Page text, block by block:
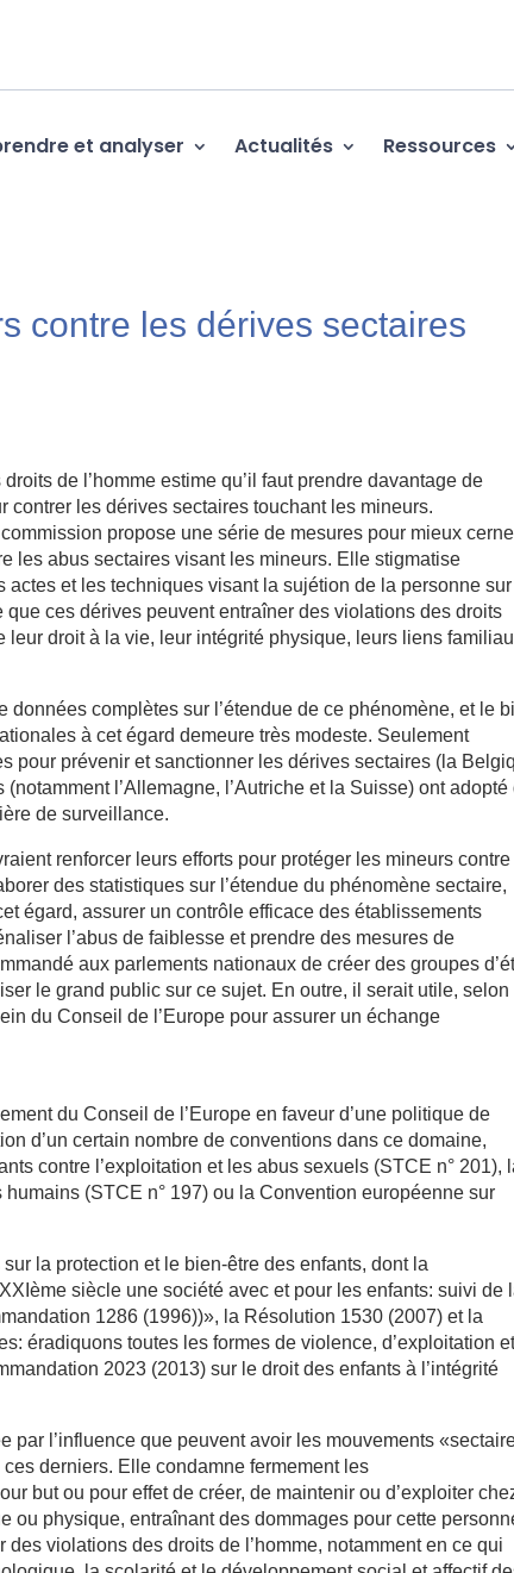
et analyser Actualités Ressources
contre les dérives sectaires
de l’homme estime qu’il faut prendre davantage de
les dérives sectaires touchant les mineurs.
propose une série de mesures pour mieux
les abus sectaires visant les mineurs. Elle stigmatise
et les techniques visant la sujétion de la personne
ces dérives peuvent entraîner des violations des droits
droit à la vie, leur intégrité physique, leurs liens
données complètes sur l’étendue de ce phénomène, et le
à cet égard demeure très modeste. Seulement
pour prévenir et sanctionner les dérives sectaires (la
l’Allemagne, l’Autriche et la Suisse) ont adopté
de surveillance.
renforcer leurs efforts pour protéger les mineurs
des statistiques sur l’étendue du phénomène sectaire,
égard, assurer un contrôle efficace des établissements
l’abus de faiblesse et prendre des mesures de
aux parlements nationaux de créer des groupes
le grand public sur ce sujet. En outre, il serait utile, selon
du Conseil de l’Europe pour assurer un échange
du Conseil de l’Europe en faveur d’une politique de
d’un certain nombre de conventions dans ce domaine,
contre l’exploitation et les abus sexuels (STCE n° 201),
(STCE n° 197) ou la Convention européenne sur
la protection et le bien-être des enfants, dont la
siècle une société avec et pour les enfants: suivi de
1286 (1996))», la Résolution 1530 (2007) et la
éradiquons toutes les formes de violence, d’exploitation
2023 (2013) sur le droit des enfants à l’intégrité
par l’influence que peuvent avoir les mouvements
derniers. Elle condamne fermement les
but ou pour effet de créer, de maintenir ou d’exploiter
ou physique, entraînant des dommages pour cette
violations des droits de l’homme, notamment en ce qui